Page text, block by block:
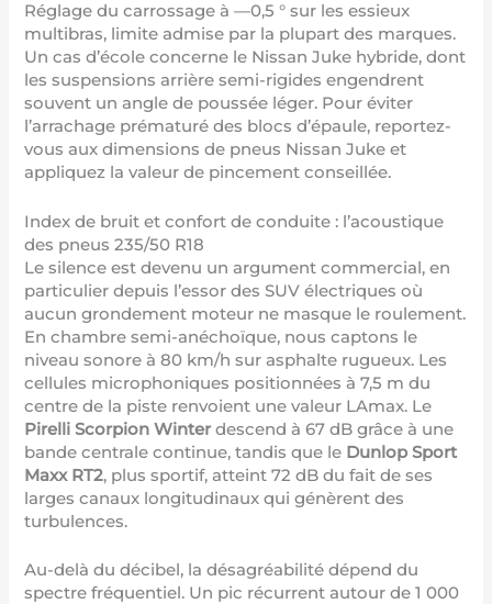
Réglage du carrossage à —0,5 ° sur les essieux
multibras, limite admise par la plupart des marques.
Un cas d’école concerne le Nissan Juke hybride, dont
les suspensions arrière semi-rigides engendrent
souvent un angle de poussée léger. Pour éviter
l’arrachage prématuré des blocs d’épaule, reportez-
vous auxdimensions de pneus Nissan Juke et
appliquez la valeur de pincement conseillée.
Index de bruit et confort de conduite : l’acoustique
des pneus 235/50 R18
Le silence est devenu un argument commercial, en
particulier depuis l’essor des SUV électriques où
aucun grondement moteur ne masque le roulement.
En chambre semi-anéchoïque, nous captons le
niveau sonore à 80 km/h sur asphalte rugueux. Les
cellules microphoniques positionnées à 7,5 m du
centre de la piste renvoient une valeur LAmax. Le
Pirelli Scorpion Winterdescend à 67 dB grâce à une
bande centrale continue, tandis que le Dunlop Sport
Maxx RT2, plus sportif, atteint 72 dB du fait de ses
larges canaux longitudinaux qui génèrent des
turbulences.
Au-delà du décibel, la désagréabilité dépend du
spectre fréquentiel. Un pic récurrent autour de 1 000